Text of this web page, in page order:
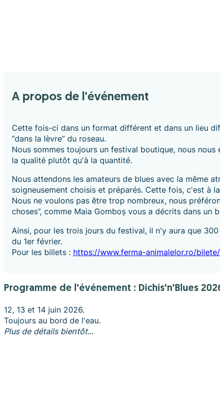
A propos de l'événement
Cette fois-ci dans un format différent et dans un lieu
“dans la lèvre” du roseau.
Nous sommes toujours un festival boutique, nous
la qualité plutôt qu'à la quantité.
Nous attendons les amateurs de blues avec la même
soigneusement choisis et préparés. Cette fois, c'est à
Nous ne voulons pas être trop nombreux, nous
choses”, comme Maia Gomboș vous a décrits dans un
Ainsi, pour les trois jours du festival, il n'y aura que
du 1er février.
Pour les billets : https://www.ferma-animalelor.ro/bilete/
Programme de l'événement : Dichis'n'Blues
12, 13 et 14 juin 2026.
Toujours au bord de l'eau.
Plus de détails bientôt...